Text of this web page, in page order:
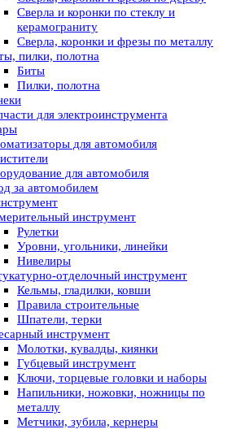
Сверла и коронки по стеклу и
керамограниту
Сверла, коронки и фрезы по металлу
пилки, полотна
Биты
Пилки, полотна
для электроинструмента
для автомобиля
для автомобиля
за автомобилем
инструмент
Рулетки
Уровни, угольники, линейки
Нивелиры
отделочный инструмент
Кельмы, гладилки, ковши
Правила строительные
Шпатели, терки
инструмент
Молотки, кувалды, киянки
Губцевый инструмент
Ключи, торцевые головки и наборы
Напильники, ножовки, ножницы по
металлу
Метчики, зубила, кернеры